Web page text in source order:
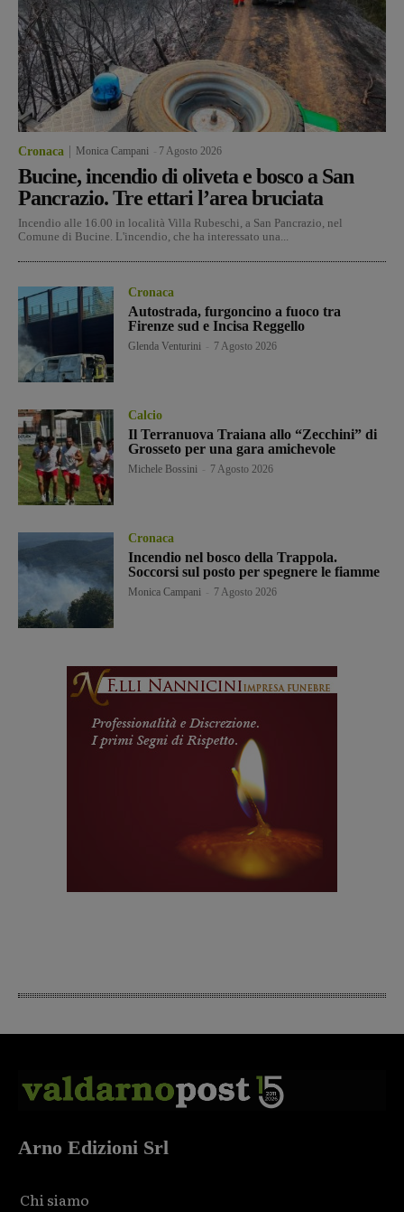
Cronaca Monica Campani 7 Agosto 2026
Bucine, incendio di oliveta e bosco a San
Pancrazio. Tre ettari l’area bruciata
Incendio alle 16.00 in località Villa Rubeschi, a San Pancrazio, nel
Comune di Bucine. L'incendio, che ha interessato una...
Cronaca
Autostrada, furgoncino a fuoco tra
Firenze sud e Incisa Reggello
Glenda Venturini 7 Agosto 2026
Calcio
Il Terranuova Traiana allo “Zecchini” di
Grosseto per una gara amichevole
Michele Bossini 7 Agosto 2026
Cronaca
Incendio nel bosco della Trappola.
Soccorsi sul posto per spegnere le fiamme
Monica Campani 7 Agosto 2026
Arno Edizioni Srl
Chi siamo